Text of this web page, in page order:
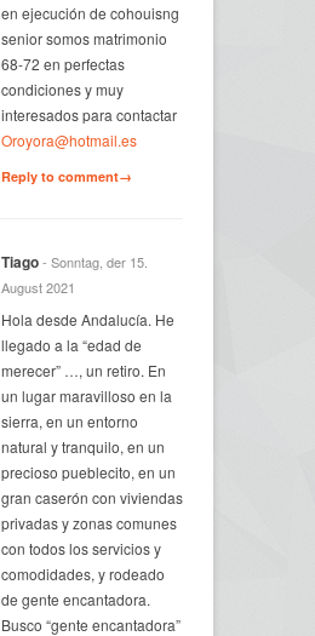
en ejecución de cohouisng
senior somos matrimonio
68-72 en perfectas
condiciones y muy
interesados para contactar
Oroyora@hotmail.es
Reply to comment→
Tiago- Sonntag, der 15.
August 2021
Hola desde Andalucía. He
llegado a la “edad de
merecer” …, un retiro. En
un lugar maravilloso en la
sierra, en un entorno
natural y tranquilo, en un
precioso pueblecito, en un
gran caserón con viviendas
privadas y zonas comunes
con todos los servicios y
comodidades, y rodeado
de gente encantadora.
Busco “gente encantadora”